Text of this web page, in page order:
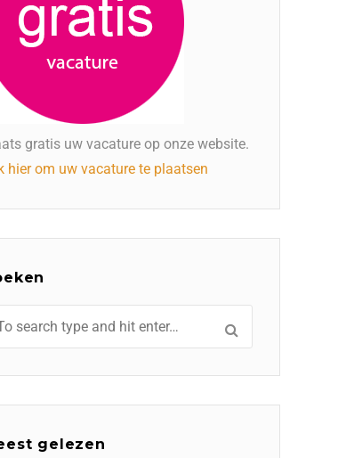
gratis uw vacature op onze website.
hier om uw vacature te plaatsen
gelezen